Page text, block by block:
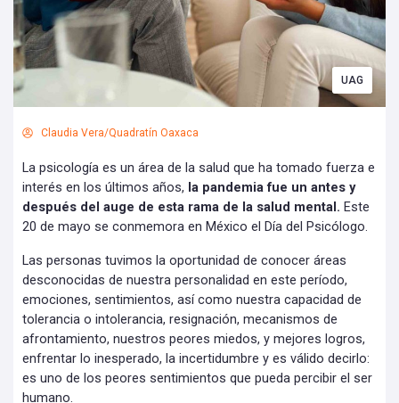
UAG
Claudia Vera/Quadratín Oaxaca
La psicología es un área de la salud que ha tomado fuerza e
interés en los últimos años, la pandemia fue un antes y
después del auge de esta rama de la salud mental. Este
20 de mayo se conmemora en México el Día del Psicólogo.
Las personas tuvimos la oportunidad de conocer áreas
desconocidas de nuestra personalidad en este período,
emociones, sentimientos, así como nuestra capacidad de
tolerancia o intolerancia, resignación, mecanismos de
afrontamiento, nuestros peores miedos, y mejores logros,
enfrentar lo inesperado, la incertidumbre y es válido decirlo:
es uno de los peores sentimientos que pueda percibir el ser
humano.